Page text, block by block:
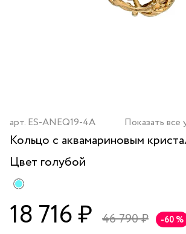
арт. ES-ANEQ19-4A Показать все
Кольцо с аквамариновым
Цвет голубой
18 716 ₽ 46 790 ₽ -60 %